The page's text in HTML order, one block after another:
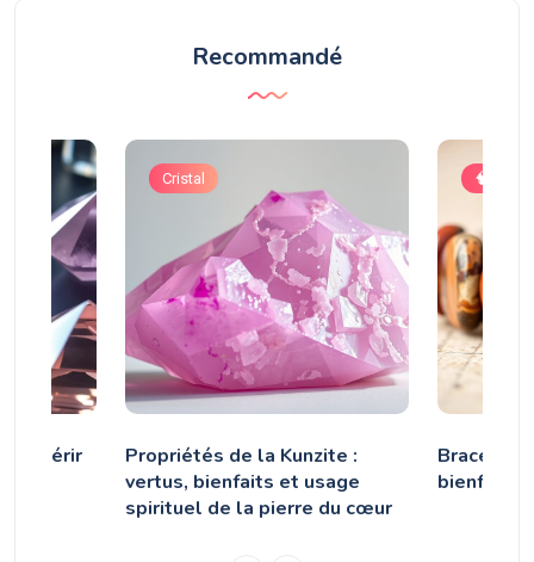
Recommandé
guérir
Cristal
Propriétés de la Kunzite :
vertus, bienfaits et usage
spirituel de la pierre du cœur
🧠
Bracelet
bienfaits